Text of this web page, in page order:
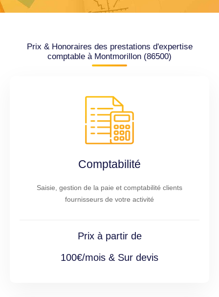
Prix & Honoraires des prestations d'expertise
comptable à Montmorillon (86500)
Comptabilité
Saisie, gestion de la paie et comptabilité clients
fournisseurs de votre activité
Prix à partir de
100€/mois & Sur devis